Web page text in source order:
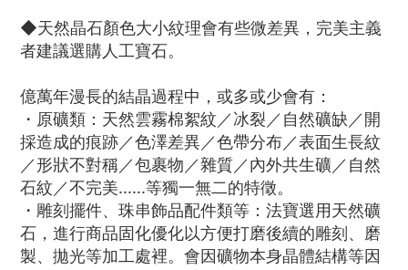
◆天然晶石顏色大小紋理會有些微差異，完美主義
者建議選購人工寶石。
億萬年漫長的結晶過程中，或多或少會有：
・原礦類：天然雲霧棉絮紋／冰裂／自然礦缺／開
採造成的痕跡／色澤差異／色帶分布／表面生長紋
／形狀不對稱／包裹物／雜質／內外共生礦／自然
石紋／不完美......等獨一無二的特徵。
・雕刻擺件、珠串飾品配件類等：法寶選用天然礦
石，進行商品固化優化以方便打磨後續的雕刻、磨
製、拋光等加工處裡。會因礦物本身晶體結構等因